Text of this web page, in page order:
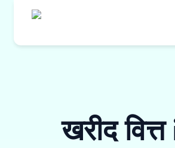
खरीद